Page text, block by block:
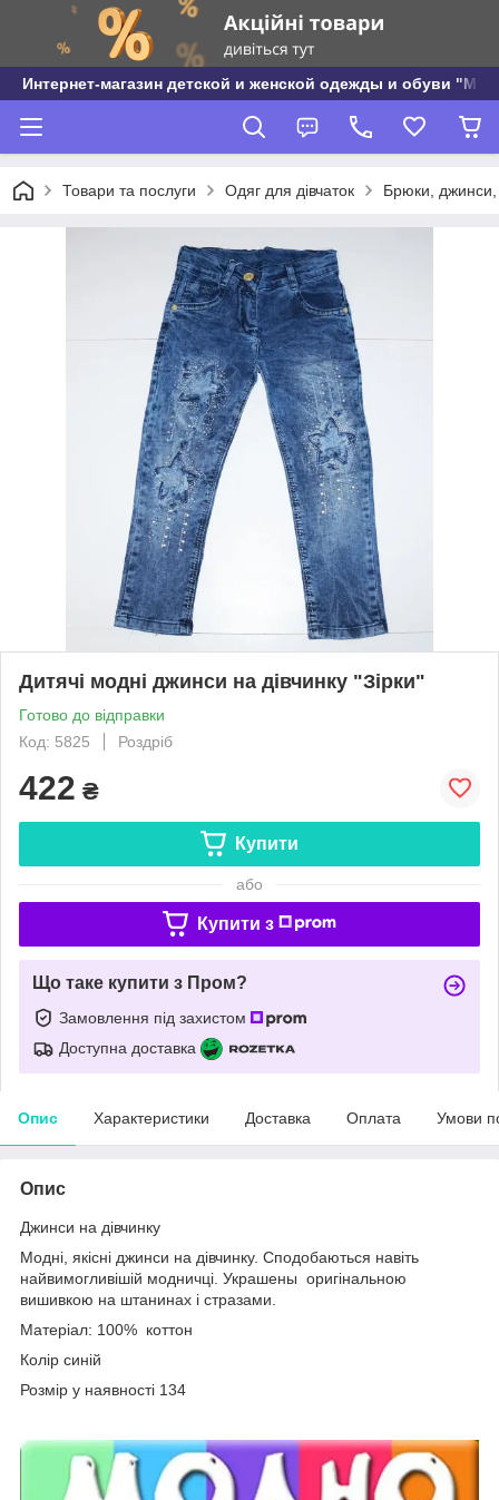
Интернет-магазин детской и женской одежды и обуви
Товари та послуги Одяг для дівчаток Брюки, джинси,
Дитячі модні джинси на дівчинку "Зірки"
Готово до відправки
Код: 5825
Роздріб
422 ₴
Купити
або
Купити з
Що таке купити з Пром?
Замовлення під захистом
Доступна доставка
Опис Характеристики Доставка Оплата Умови
Опис
Джинси на дівчинку
Модні, якісні джинси на дівчинку. Сподобаються навіть
найвимогливішій модничці. Украшены оригінальною
вишивкою на штанинах і стразами.
Матеріал: 100% коттон
Колір синій
Розмір у наявності 134